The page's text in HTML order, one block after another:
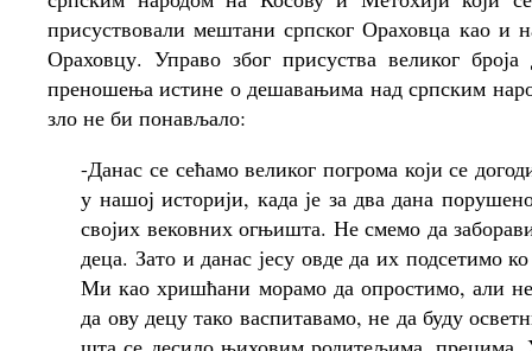
присуствовали мештани српског Ораховца као
Ораховцу. Управо због присуства великог
преношења истине о дешавањима над српским
зло не би понављало:
-Данас се сећамо великог погрома који се
у нашој историји, када је за два дана
својих вековних огњишта. Не смемо да
деца. Зато и данас јесу овде да их подсетимо
Ми као хришћани морамо да опростимо, али
да ову децу тако васпитавамо, не да буду